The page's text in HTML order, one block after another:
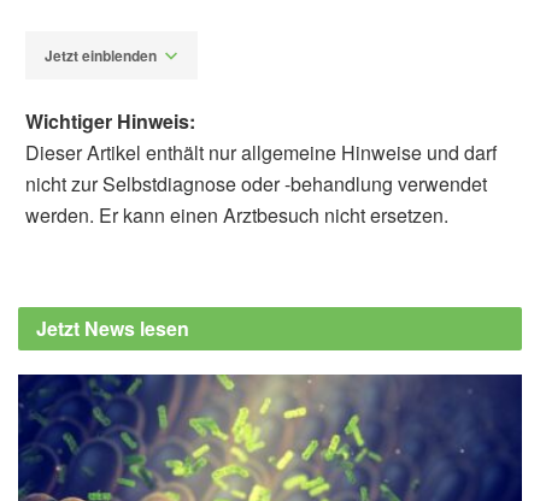
Jetzt einblenden
Maskenpflicht findet breite Zustimmung,
(Abruf: 26.04.2020),
Universität Trier: Corona: Umfrage zur
Akzeptanz von Masken, (Abruf: 26.04.2020)
Universität Trier: Welche Faktoren
Wichtiger Hinweis:
Dieser Artikel enthält nur allgemeine Hinweise und darf
nicht zur Selbstdiagnose oder -behandlung verwendet
werden. Er kann einen Arztbesuch nicht ersetzen.
Jetzt News lesen